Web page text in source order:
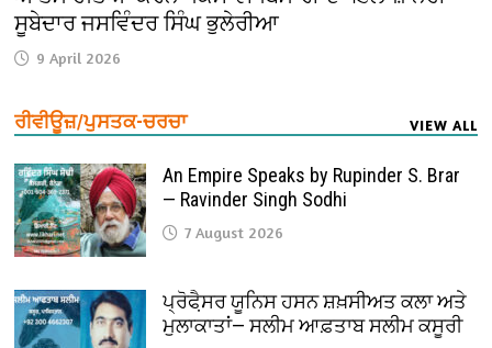
ਸੂਬੇਦਾਰ ਜਸਵਿੰਦਰ ਸਿੰਘ ਭੁਲੇਰੀਆ
9 April 2026
ਰੀਵੀਊਜ਼/ਪੁਸਤਕ-ਚਰਚਾ VIEW ALL
An Empire Speaks by Rupinder S. Brar
— Ravinder Singh Sodhi
7 August 2026
ਪ੍ਰੋਫੈ਼ਸਰ ਯੂਨਿਸ ਹਸਨ ਸ਼ਖ਼ਸੀਅਤ ਕਲਾ ਅਤੇ
ਮੁਲਾਕਾਤਾਂ— ਸਲੀਮ ਆਫ਼ਤਾਬ ਸਲੀਮ ਕਸੂਰੀ